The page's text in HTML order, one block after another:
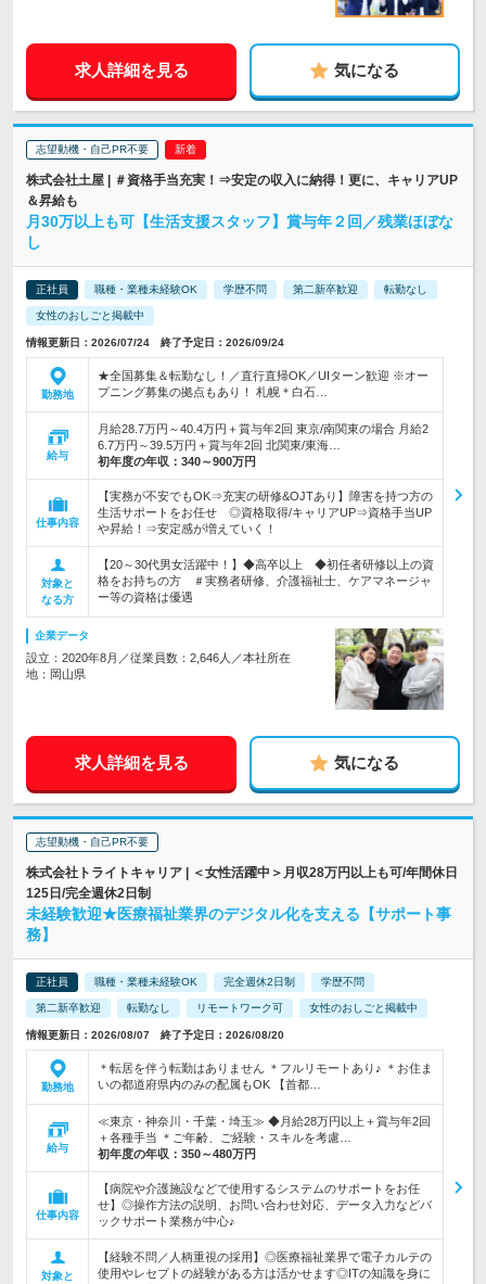
求人詳細を見る 気になる
志望動機・自己PR不要
株式会社土屋 | ＃資格手当充実！⇒安定の収入に納得！更に、キャリアUP
＆昇給も
月30万以上も可【生活支援スタッフ】賞与年２回／残業ほぼな
し
正社員 職種・業種未経験OK 学歴不問 第二新卒歓迎 転勤なし
女性のおしごと掲載中
情報更新日：2026/07/24 終了予定日：2026/09/24
勤務地
★全国募集＆転勤なし！／直行直帰OK／UIターン歓迎 ※オー
プニング募集の拠点もあり！ 札幌＊白石…
給与
月給28.7万円～40.4万円＋賞与年2回 東京/南関東の場合 月給2
6.7万円～39.5万円＋賞与年2回 北関東/東海…
初年度の年収： 340～900万円
仕事内容
【実務が不安でもOK⇒充実の研修&OJTあり】障害を持つ方の
生活サポートをお任せ ◎資格取得/キャリアUP⇒資格手当UP
や昇給！⇒安定感が増えていく！
対象と
なる方
【20～30代男女活躍中！】◆高卒以上 ◆初任者研修以上の資
格をお持ちの方 ＃実務者研修、介護福祉士、ケアマネージャ
ー等の資格は優遇
企業データ
設立：2020年8月／従業員数：2,646人／本社所在
地：岡山県
求人詳細を見る 気になる
志望動機・自己PR不要
株式会社トライトキャリア | ＜女性活躍中＞月収28万円以上も可/年間休日
125日/完全週休2日制
未経験歓迎★医療福祉業界のデジタル化を支える【サポート事
務】
正社員 職種・業種未経験OK 完全週休2日制 学歴不問
第二新卒歓迎 転勤なし リモートワーク可 女性のおしごと掲載中
情報更新日：2026/08/07 終了予定日：2026/08/20
勤務地
＊転居を伴う転勤はありません ＊フルリモートあり♪ ＊お住ま
いの都道府県内のみの配属もOK 【首都…
給与
≪東京・神奈川・千葉・埼玉≫ ◆月給28万円以上＋賞与年2回
＋各種手当 ＊ご年齢、ご経験・スキルを考慮…
初年度の年収： 350～480万円
仕事内容
【病院や介護施設などで使用するシステムのサポートをお任
せ】◎操作方法の説明、お問い合わせ対応、データ入力などバ
ックサポート業務が中心♪
対象と
【経験不問／人柄重視の採用】◎医療福祉業界で電子カルテの
使用やレセプトの経験がある方は活かせます◎ITの知識を身に